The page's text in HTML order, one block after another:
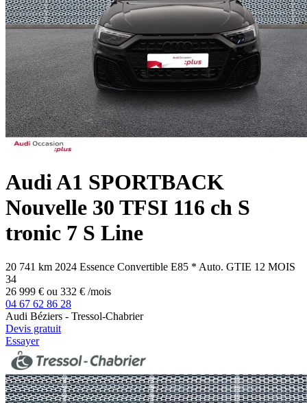
AudiA1 SPORTBACK
Nouvelle 30 TFSI 116 ch S
tronic 7 S Line
20 741 km 2024 Essence Convertible E85 * Auto. GTIE 12 MOIS
34
26 999 € ou 332 € /mois
04 67 62 86 28
Audi Béziers - Tressol-Chabrier
Devis gratuit
Essayer